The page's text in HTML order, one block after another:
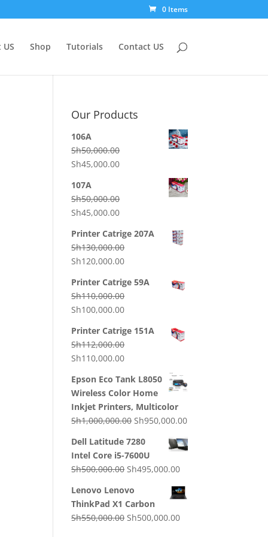
0 Items
Shop Tutorials Contact US
Our Products
106A
Sh50,000.00
Original
was:
Sh50,000.00.
Sh45,000.00Current
107A
Sh50,000.00
Original
was:
Sh50,000.00.
Sh45,000.00Current
is:
Sh45,000.00.
Printer Catrige 207A
Sh130,000.00
Original
was:
Sh130,000.00.
Sh120,000.00Current
is:
Printer Catrige 59A
Sh110,000.00
Original
was:
Sh110,000.00.
Sh100,000.00Current
is:
Printer Catrige 151A
Sh112,000.00
Original
was:
Sh112,000.00.
Sh110,000.00Current
is:
Sh110,000.00.
Epson Eco Tank L8050
Wireless Color Home
Inkjet Printers, Multicolor
Sh1,000,000.00 Original
was:
Sh1,000,000.00.
Sh950,000.00Current
is:
Dell Latitude 7280
Intel Core i5-7600U
Sh500,000.00 Original
was:
Sh500,000.00.
Sh495,000.00Current
is:
Lenovo Lenovo
ThinkPad X1 Carbon
Sh550,000.00 Original
Sh500,000.00Current